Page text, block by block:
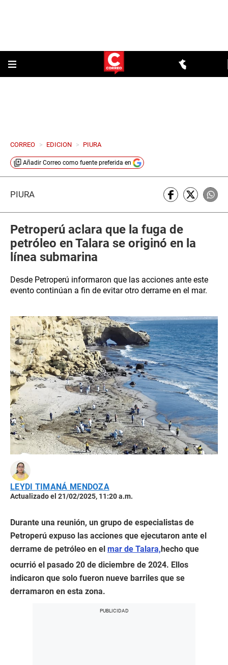
CORREO > EDICION > PIURA
Añadir Correo como fuente preferida en
PIURA
Petroperú aclara que la fuga de
petróleo en Talara se originó en la
línea submarina
Desde Petroperú informaron que las acciones ante este
evento continúan a fin de evitar otro derrame en el mar.
LEYDI TIMANÁ MENDOZA
Actualizado el 21/02/2025, 11:20 a.m.
Durante una reunión, un grupo de especialistas de
Petroperú expuso las acciones que ejecutaron ante el
derrame de petróleo en el mar de Talara, hecho que
ocurrió el pasado 20 de diciembre de 2024. Ellos
indicaron que solo fueron nueve barriles que se
derramaron en esta zona.